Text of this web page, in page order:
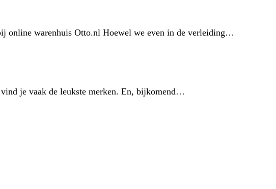
online warenhuis Otto.nl Hoewel we even in de verleiding…
je vaak de leukste merken. En, bijkomend…